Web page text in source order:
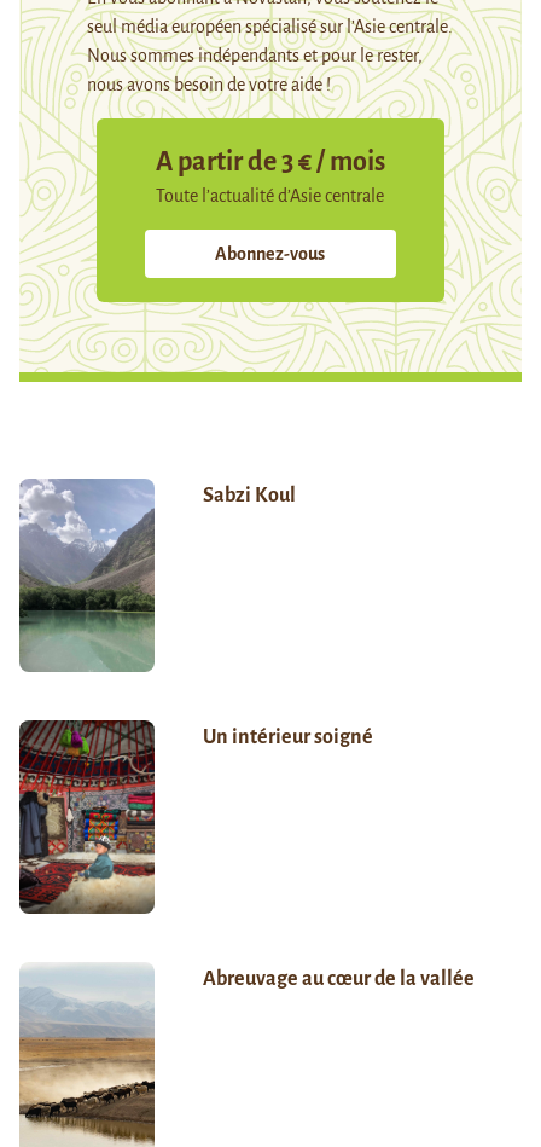
seul média européen spécialisé sur l’Asie centrale.
Nous sommes indépendants et pour le rester,
nous avons besoin de votre aide !
A partir de 3 € / mois
Toute l’actualité d’Asie centrale
Abonnez-vous
Sabzi Koul
Un intérieur soigné
Abreuvage au cœur de la vallée